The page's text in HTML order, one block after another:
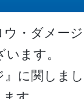
ウ・ダメー
ます。
に関しま